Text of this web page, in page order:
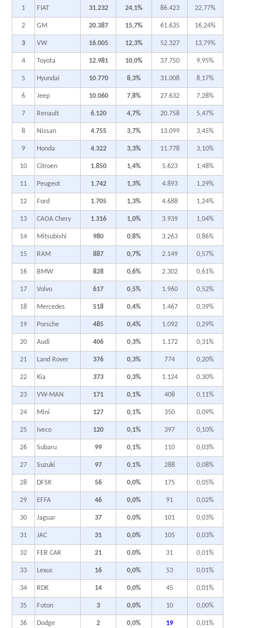
1 FIAT 31.232 24,1% 86.423 22,77%
2 GM 20.387 15,7% 61.635 16,24%
3 VW 16.005 12,3% 52.327 13,79%
4 Toyota 12.981 10,0% 37.750 9,95%
5 Hyundai 10.770 8,3% 31.008 8,17%
6 Jeep 10.060 7,8% 27.632 7,28%
7 Renault 6.120 4,7% 20.758 5,47%
8 Nissan 4.755 3,7% 13.099 3,45%
9 Honda 4.322 3,3% 11.778 3,10%
10 Citroen 1.850 1,4% 5.623 1,48%
11 Peugeot 1.742 1,3% 4.893 1,29%
12 Ford 1.705 1,3% 4.688 1,24%
13 CAOA Chery 1.316 1,0% 3.939 1,04%
14 Mitsubishi 980 0,8% 3.263 0,86%
15 RAM 887 0,7% 2.149 0,57%
16 BMW 828 0,6% 2.302 0,61%
17 Volvo 617 0,5% 1.960 0,52%
18 Mercedes 518 0,4% 1.467 0,39%
19 Porsche 485 0,4% 1.092 0,29%
20 Audi 406 0,3% 1.172 0,31%
21 Land Rover 376 0,3% 774 0,20%
22 Kia 373 0,3% 1.124 0,30%
23 VW-MAN 171 0,1% 408 0,11%
24 Mini 127 0,1% 350 0,09%
25 Iveco 120 0,1% 397 0,10%
26 Subaru 99 0,1% 110 0,03%
27 Suzuki 97 0,1% 288 0,08%
28 DFSK 56 0,0% 175 0,05%
29 EFFA 46 0,0% 91 0,02%
30 Jaguar 37 0,0% 101 0,03%
31 JAC 31 0,0% 105 0,03%
32 FER CAR 21 0,0% 31 0,01%
33 Lexus 16 0,0% 53 0,01%
34 RDK 14 0,0% 45 0,01%
35 Foton 3 0,0% 10 0,00%
36 Dodge 2 0,0% 19 0,01%